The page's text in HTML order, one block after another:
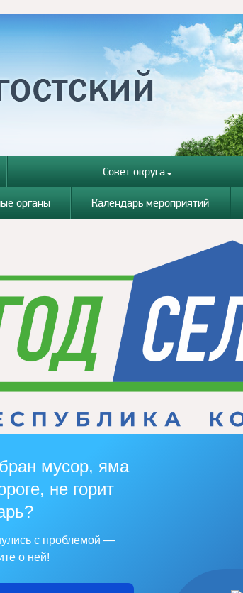
Совет округа
органы Календарь мероприятий
мусор, яма
не горит
с проблемой —
о ней!